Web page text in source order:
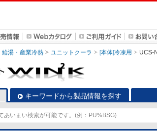
給湯・産業冷熱 ユニットクーラ [本体]冷凍用 UCS-
キーワードから製品情報を探す